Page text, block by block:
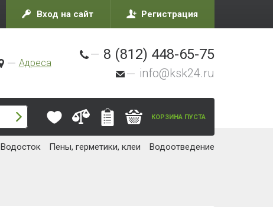
Вход на сайт Регистрация
Адреса
8 (812) 448-65-75
info@ksk24.ru
КОРЗИНА ПУСТА
Водосток Пены, герметики, клеи Водоотведение